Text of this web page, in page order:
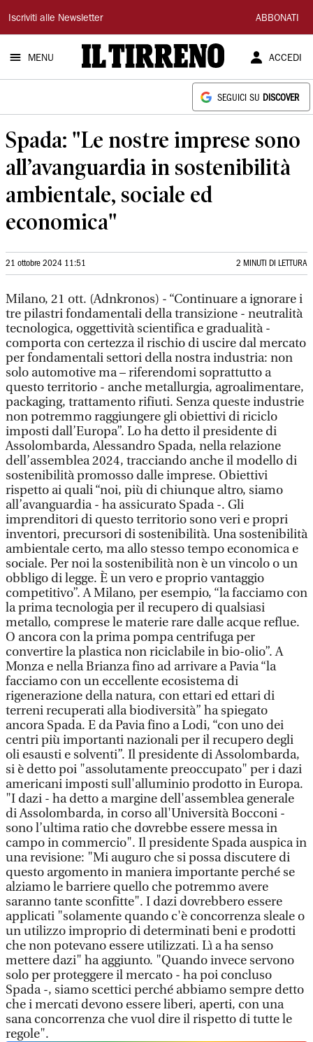
Il
Tirreno
Iscriviti alle Newsletter ABBONATI
MENU ACCEDI
SEGUICI SU DISCOVER
Spada: "Le nostre imprese sono
all’avanguardia in sostenibilità
ambientale, sociale ed
economica"
21 ottobre 2024 11:51 2 MINUTI DI LETTURA
Milano, 21 ott. (Adnkronos) - “Continuare a ignorare i
tre pilastri fondamentali della transizione - neutralità
tecnologica, oggettività scientifica e gradualità -
comporta con certezza il rischio di uscire dal mercato
per fondamentali settori della nostra industria: non
solo automotive ma – riferendomi soprattutto a
questo territorio - anche metallurgia, agroalimentare,
packaging, trattamento rifiuti. Senza queste industrie
non potremmo raggiungere gli obiettivi di riciclo
imposti dall’Europa”. Lo ha detto il presidente di
Assolombarda, Alessandro Spada, nella relazione
dell’assemblea 2024, tracciando anche il modello di
sostenibilità promosso dalle imprese. Obiettivi
rispetto ai quali “noi, più di chiunque altro, siamo
all’avanguardia - ha assicurato Spada -. Gli
imprenditori di questo territorio sono veri e propri
inventori, precursori di sostenibilità. Una sostenibilità
ambientale certo, ma allo stesso tempo economica e
sociale. Per noi la sostenibilità non è un vincolo o un
obbligo di legge. È un vero e proprio vantaggio
competitivo”. A Milano, per esempio, “la facciamo con
la prima tecnologia per il recupero di qualsiasi
metallo, comprese le materie rare dalle acque reflue.
O ancora con la prima pompa centrifuga per
convertire la plastica non riciclabile in bio-olio”. A
Monza e nella Brianza fino ad arrivare a Pavia “la
facciamo con un eccellente ecosistema di
rigenerazione della natura, con ettari ed ettari di
terreni recuperati alla biodiversità” ha spiegato
ancora Spada. E da Pavia fino a Lodi, “con uno dei
centri più importanti nazionali per il recupero degli
oli esausti e solventi”. Il presidente di Assolombarda,
si è detto poi "assolutamente preoccupato" per i dazi
americani imposti sull'alluminio prodotto in Europa.
"I dazi - ha detto a margine dell'assemblea generale
di Assolombarda, in corso all'Università Bocconi -
sono l’ultima ratio che dovrebbe essere messa in
campo in commercio". Il presidente Spada auspica in
una revisione: "Mi auguro che si possa discutere di
questo argomento in maniera importante perché se
alziamo le barriere quello che potremmo avere
saranno tante sconfitte". I dazi dovrebbero essere
applicati "solamente quando c'è concorrenza sleale o
un utilizzo improprio di determinati beni e prodotti
che non potevano essere utilizzati. Lì a ha senso
mettere dazi" ha aggiunto. "Quando invece servono
solo per proteggere il mercato - ha poi concluso
Spada -, siamo scettici perché abbiamo sempre detto
che i mercati devono essere liberi, aperti, con una
sana concorrenza che vuol dire il rispetto di tutte le
regole".